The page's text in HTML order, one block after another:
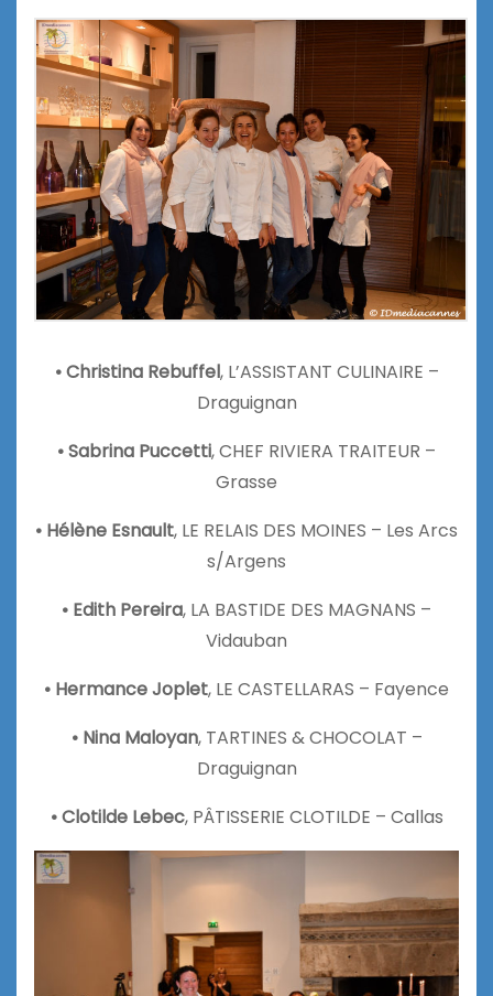
• Christina Rebuffel, L’ASSISTANT CULINAIRE –
Draguignan
• Sabrina Puccetti, CHEF RIVIERA TRAITEUR –
Grasse
• Hélène Esnault, LE RELAIS DES MOINES – Les Arcs
s/Argens
• Edith Pereira, LA BASTIDE DES MAGNANS –
Vidauban
• Hermance Joplet, LE CASTELLARAS – Fayence
• Nina Maloyan, TARTINES & CHOCOLAT –
Draguignan
• Clotilde Lebec, PÂTISSERIE CLOTILDE – Callas